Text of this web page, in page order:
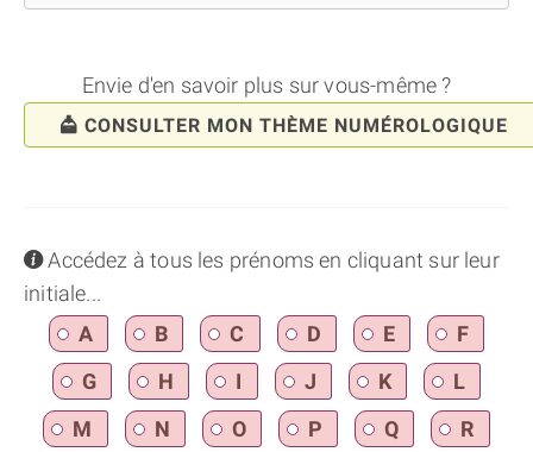
Envie d'en savoir plus sur vous-même ?
CONSULTER MON THÈME NUMÉROLOGIQUE
infoAccédez à tous les prénoms en cliquant sur leur
initiale...
A
B C D E
F
G
H I J K
L
M
N O P Q
R